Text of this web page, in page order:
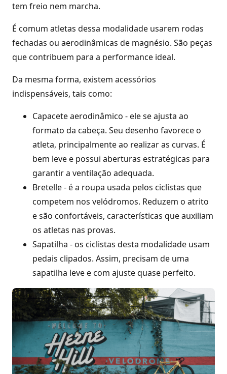
tem freio nem marcha.
É comum atletas dessa modalidade usarem rodas
fechadas ou aerodinâmicas de magnésio. São peças
que contribuem para a performance ideal.
Da mesma forma, existem acessórios
indispensáveis, tais como:
Capacete aerodinâmico - ele se ajusta ao
formato da cabeça. Seu desenho favorece o
atleta, principalmente ao realizar as curvas. É
bem leve e possui aberturas estratégicas para
garantir a ventilação adequada.
Bretelle - é a roupa usada pelos ciclistas que
competem nos velódromos. Reduzem o atrito
e são confortáveis, características que auxiliam
os atletas nas provas.
Sapatilha - os ciclistas desta modalidade usam
pedais clipados. Assim, precisam de uma
sapatilha leve e com ajuste quase perfeito.